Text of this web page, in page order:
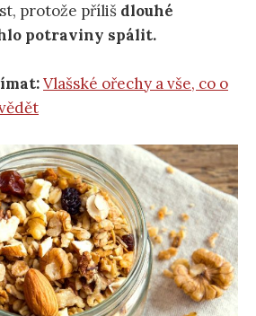
protože příliš dlouhé
potraviny spálit.
Vlašské ořechy a vše, co o